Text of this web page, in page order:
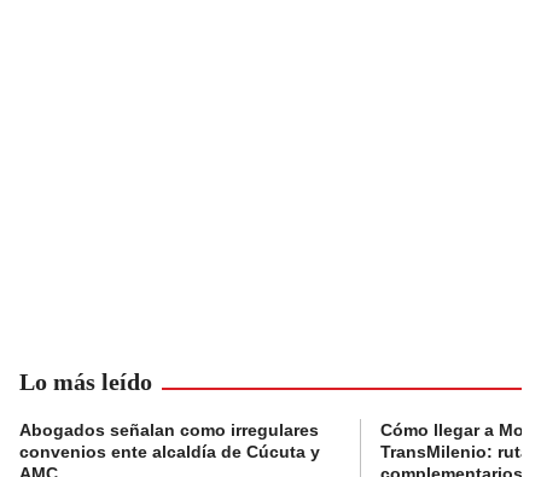
Lo más leído
Abogados señalan como irregulares
convenios ente alcaldía de Cúcuta y
Cómo llegar a
TransMilenio: